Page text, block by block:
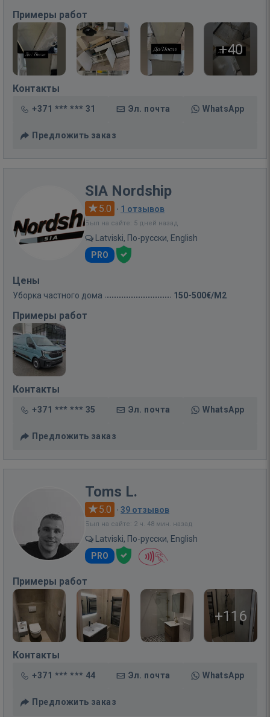
Примеры работ
+40
Контакты
+371 *** *** 31 Эл. почта WhatsApp
Предложить заказ
SIA Nordship
5.0 · 1 отзывов
Был на сайте: 5 дней назад
Latviski, По-русски, English
PRO
Цены
Уборка частного дома 150-500€/M2
Примеры работ
Контакты
+371 *** *** 35 Эл. почта WhatsApp
Предложить заказ
Toms L.
5.0 · 39 отзывов
Был на сайте: 2 ч. 48 мин. назад
Latviski, По-русски, English
PRO
Примеры работ
+116
Контакты
+371 *** *** 44 Эл. почта WhatsApp
Предложить заказ